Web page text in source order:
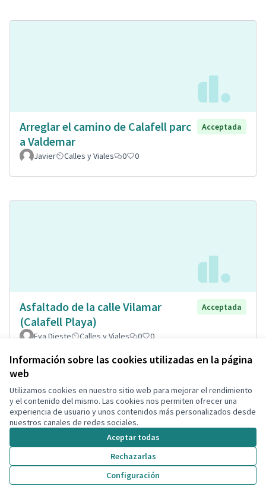
Información sobre las cookies utilizadas en la página
web
Utilizamos cookies en nuestro sitio web para mejorar el rendimiento
y el contenido del mismo. Las cookies nos permiten ofrecer una
experiencia de usuario y unos contenidos más personalizados desde
nuestros canales de redes sociales.
Aceptar todas
Rechazarlas
Configuración
Arreglar el camino de Calafell parc
a Valdemar
Acceptada
Javier Calles y Viales 0 0
Asfaltado de la calle Vilamar
(Calafell Playa)
Acceptada
Eva Dieste Calles y Viales 0 0
Remodelació total de la plaça de
Acceptada